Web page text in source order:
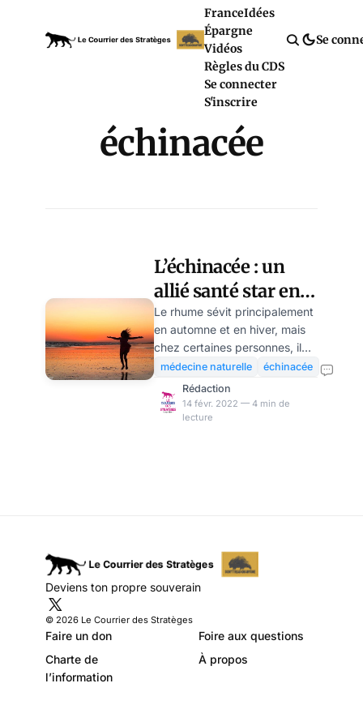
FranceIdées
Épargne
Vidéos
Règles du CDS
Se connecter
S'inscrire
Se
échinacée
L’échinacée : un
allié santé star en
hiver comme en
été
Le rhume sévit principalement
en automne et en hiver, mais
chez certaines personnes, il
peut aussi survenir en été.
Bien qu’étant une maladie
bénigne, il reste
particulièrement
respiratoires L’échinacée, du
grec « ekhinos » qui signifie
hérisson, est une plante
vivace originaire d’Amérique.
médecine naturelle
échinacée
Rédaction
14 févr. 2022 — 4 min de
lecture
Deviens ton propre souverain
© 2026 Le Courrier des Stratèges
Faire un don
Foire aux questions
Charte de
l’information
À propos